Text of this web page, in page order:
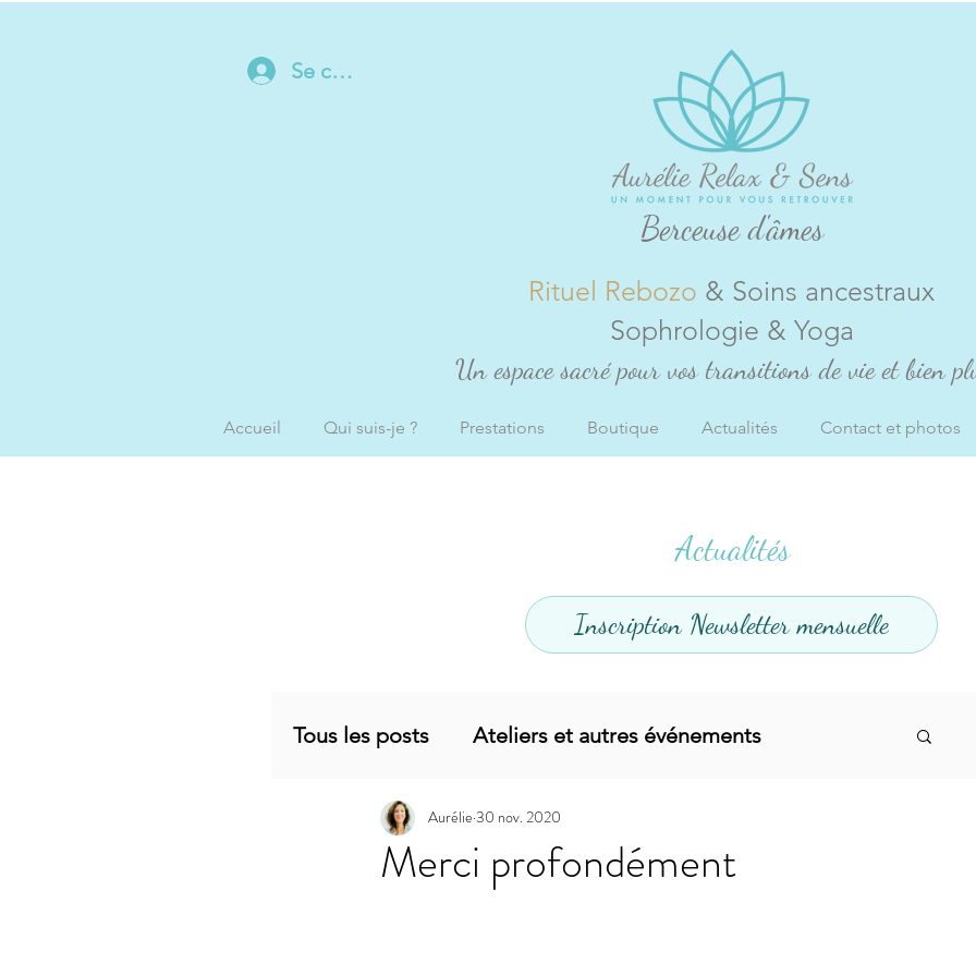
Actualités
Inscription Newsletter mensuelle
Tous les posts Ateliers et autres événements
Planning mensuel Offres promotionnelles
Merci profondément
Aurélie 30 nov. 2020
Se connecter
Berceuse d'âmes
Rituel Rebozo & Soins ancestraux
Sophrologie & Yoga
Un espace sacré pour vos transitions de vie et bien
Accueil Qui suis-je ? Prestations Boutique Actualités Contact et photos